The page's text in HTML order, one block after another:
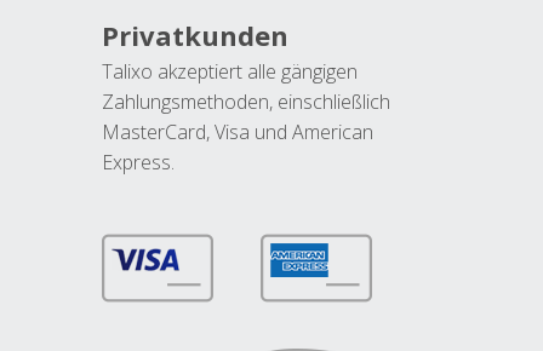
Privatkunden
Talixo akzeptiert alle gängigen
Zahlungsmethoden, einschließlich
MasterCard, Visa und American
Express.